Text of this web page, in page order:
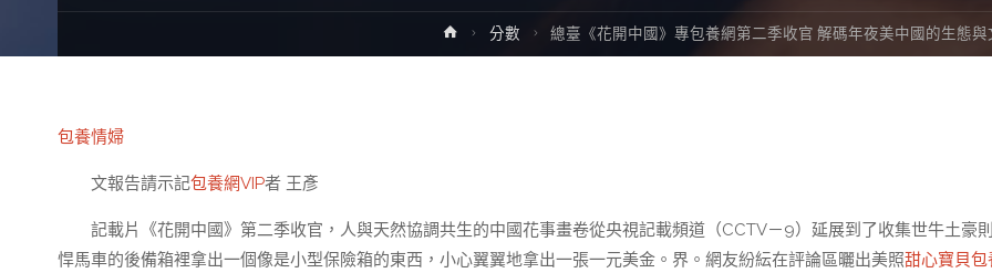
Home分數 總臺《花開中國》專包養網第二季收官 解碼年夜美中國的生態
包養情婦
文報告請示記包養網VIP者 王彥
記載片《花開中國》第二季收官，人與天然協調共生的中國花事畫卷從央視記載頻道（CCTV－9）延展到了收集世牛土豪
悍馬車的後備箱裡拿出一個像是小型保險箱的東西，小心翼翼地拿出一張一元美金。界。網友紛紜在評論區曬出美照甜心寶貝包